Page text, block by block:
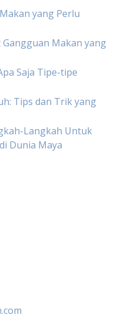
yang Perlu
Makan yang
Saja Tipe-tipe
Tips dan Trik yang
Langkah Untuk
Dunia Maya